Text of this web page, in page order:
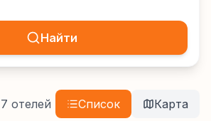
Найти
7 отелей Список Карта